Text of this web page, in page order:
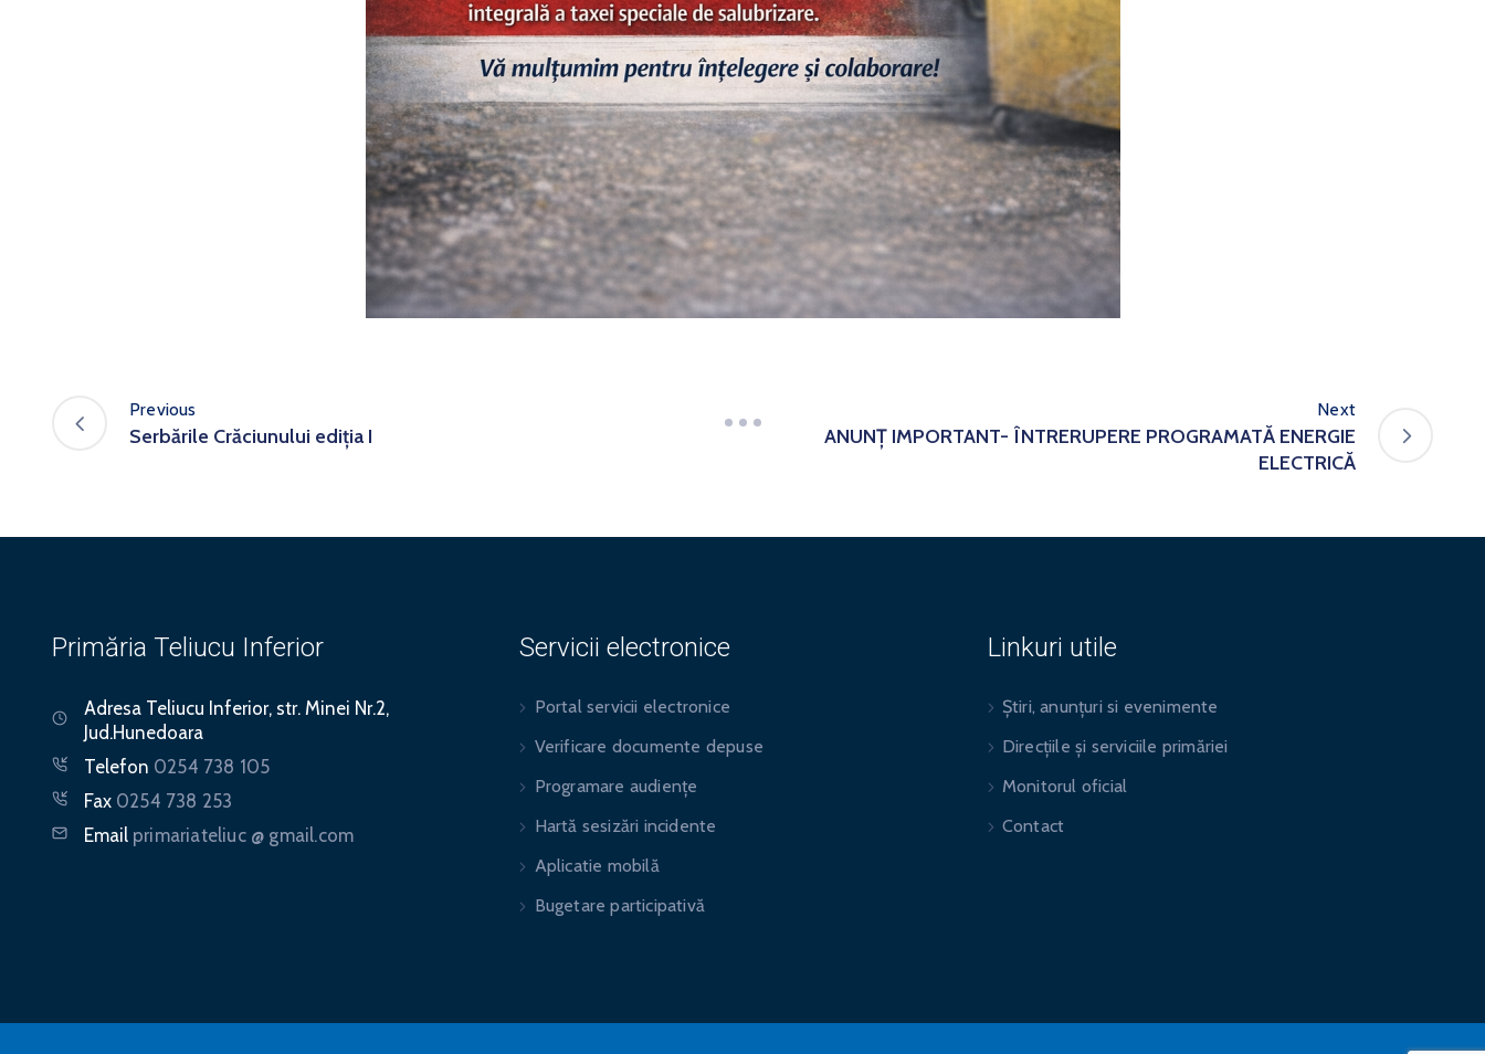
Previous
Serbările Crăciunului ediția I
Next
ANUNȚ IMPORTANT- ÎNTRERUPERE PROGRAMATĂ ENERGIE
ELECTRICĂ
Primăria Teliucu Inferior
Adresa Teliucu Inferior, str. Minei Nr.2,
Jud.Hunedoara
Telefon 0254 738 105
Fax 0254 738 253
Email primariateliuc @ gmail.com
Servicii electronice
Portal servicii electronice
Verificare documente depuse
Programare audiențe
Hartă sesizări incidente
Aplicatie mobilă
Bugetare participativă
Linkuri utile
Știri, anunțuri si evenimente
Direcțiile și serviciile primăriei
Monitorul oficial
Contact